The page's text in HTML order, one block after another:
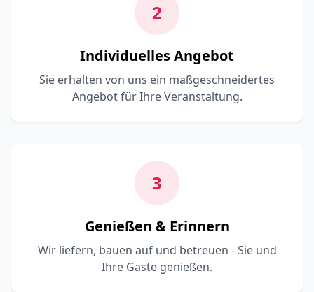
2
Individuelles Angebot
Sie erhalten von uns ein maßgeschneidertes
Angebot für Ihre Veranstaltung.
3
Genießen & Erinnern
Wir liefern, bauen auf und betreuen - Sie und
Ihre Gäste genießen.